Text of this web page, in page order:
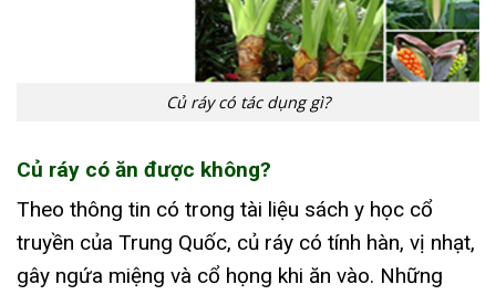
Củ ráy có tác dụng gì?
Củ ráy có ăn được không?
Theo thông tin có trong tài liệu sách y học cổ
truyền của Trung Quốc, củ ráy có tính hàn, vị nhạt,
gây ngứa miệng và cổ họng khi ăn vào. Những